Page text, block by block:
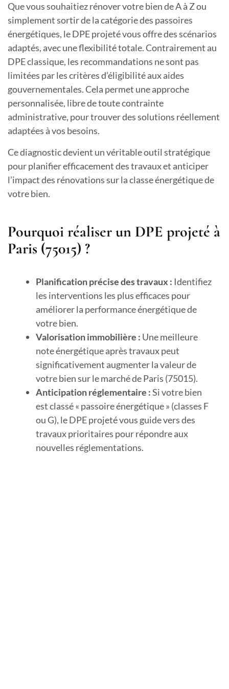
Que vous souhaitiez rénover votre bien de A à Z ou
simplement sortir de la catégorie des passoires
énergétiques, le DPE projeté vous offre des scénarios
adaptés, avec une flexibilité totale. Contrairement au
DPE classique, les recommandations ne sont pas
limitées par les critères d’éligibilité aux aides
gouvernementales. Cela permet une approche
personnalisée, libre de toute contrainte
administrative, pour trouver des solutions réellement
adaptées à vos besoins.
Ce diagnostic devient un véritable outil stratégique
pour planifier efficacement des travaux et anticiper
l’impact des rénovations sur la classe énergétique de
votre bien.
Pourquoi réaliser un DPE projeté à
Paris (75015) ?
Planification précise des travaux : Identifiez
les interventions les plus efficaces pour
améliorer la performance énergétique de
votre bien.
Valorisation immobilière : Une meilleure
note énergétique après travaux peut
significativement augmenter la valeur de
votre bien sur le marché de Paris (75015).
Anticipation réglementaire :Si votre bien
est classé « passoire énergétique » (classes F
ou G), le DPE projeté vous guide vers des
travaux prioritaires pour répondre aux
nouvelles réglementations.